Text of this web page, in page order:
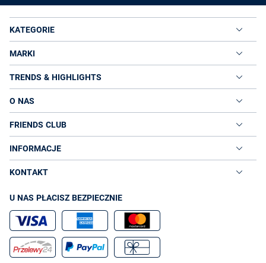
KATEGORIE
MARKI
TRENDS & HIGHLIGHTS
O NAS
FRIENDS CLUB
INFORMACJE
KONTAKT
U NAS PŁACISZ BEZPIECZNIE